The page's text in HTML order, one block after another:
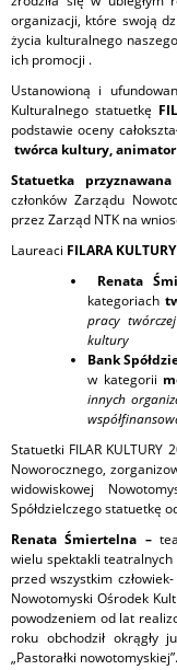
organizacji, które swoją
życia kulturalnego
ich promocji .
Ustanowioną i
Kulturalnego statuetkę
podstawie oceny
twórca kultury,
Statuetka
członków Zarządu
przez Zarząd NTK na
Laureaci FILARA
Renata
kategoriach
pracy twórczej
kultury
Bank
w kategorii
innych
Statuetki FILAR
Noworocznego,
widowiskowej
Spółdzielczego statuetkę
Renata Śmiertelna –
wielu spektakli teatralnych
przed wszystkim
Nowotomyski Ośrodek
powodzeniem od lat
roku obchodził okrągły
„Pastorałki nowotomyskiej”.